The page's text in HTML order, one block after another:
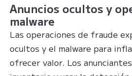
Anuncios ocultos y
malware
Las operaciones de fraude
ocultos y el malware para
ofrecer valor. Los